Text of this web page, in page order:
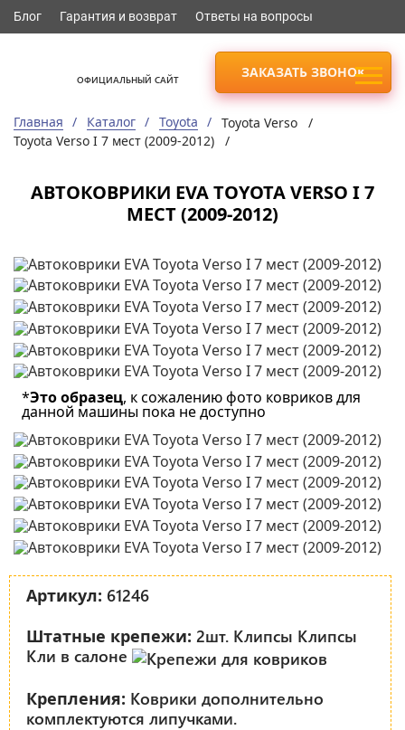
Блог Гарантия и возврат Ответы на вопросы
ОФИЦИАЛЬНЫЙ САЙТ ЗАКАЗАТЬ ЗВОНОК
Главная Каталог Toyota
Toyota Verso /
Toyota Verso I 7 мест (2009-2012) /
АВТОКОВРИКИ EVA TOYOTA VERSO I 7
МЕСТ (2009-2012)
*Это образец, к сожалению фото ковриков для
данной машины пока не доступно
Артикул: 61246
Штатные крепежи: 2шт. Клипсы Клипсы
Кли в салоне
Крепления: Коврики дополнительно
комплектуются липучками.